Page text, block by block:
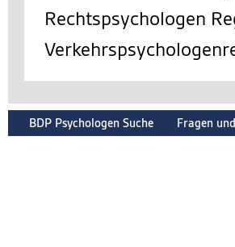
Rechtspsychologen
BDP Psychologen Suche Fragen